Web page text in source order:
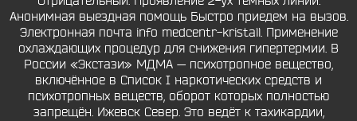
Анонимная выездная помощь Быстро приедем на вызов.
Электронная почта info medcentr-kristall. Применение
охлаждающих процедур для снижения гипертермии. В
России «Экстази» МДМА — психотропное вещество,
включённое в Список I наркотических средств и
психотропных веществ, оборот которых полностью
запрещён. Ижевск Север. Это ведёт к тахикардии,